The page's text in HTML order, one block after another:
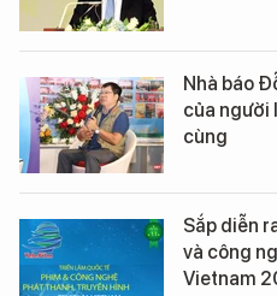
Nhà báo
của người
cùng
Sắp diễn
và công
Vietnam